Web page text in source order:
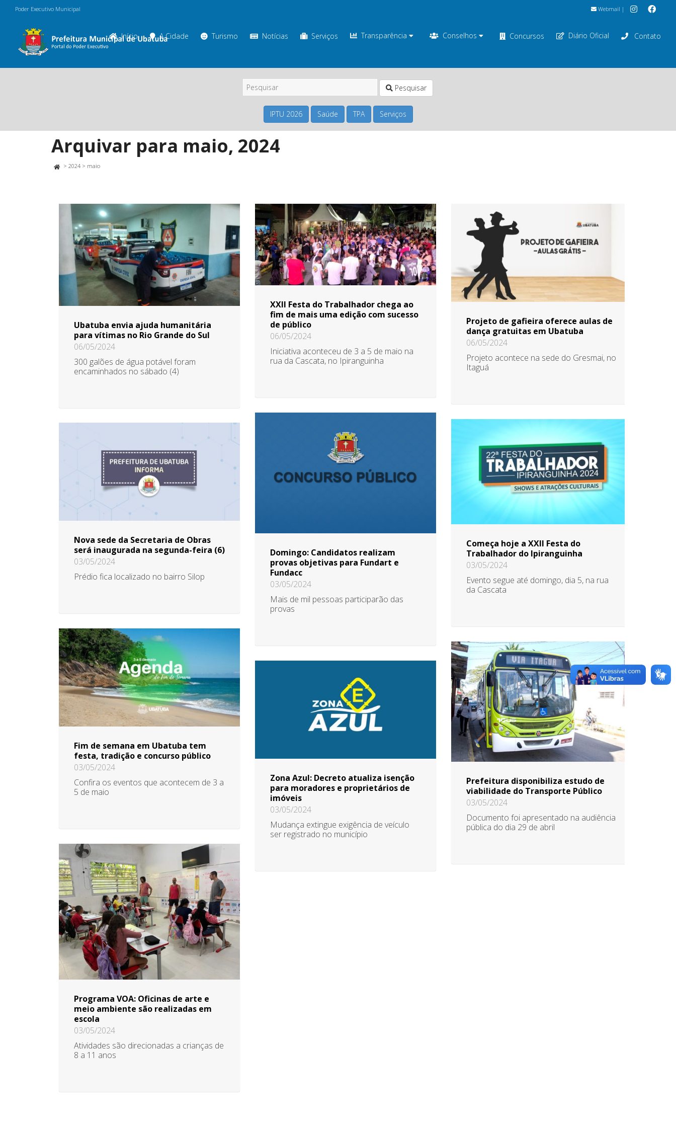
Poder Executivo Municipal Webmail |
Início A Cidade Turismo Notícias Serviços Transparência Conselhos Concursos Diário Oficial Contato
Pesquisar
IPTU 2026 Saúde TPA Serviços
Arquivar para maio, 2024
> 2024 > maio
Ubatuba envia ajuda humanitária
para vítimas no Rio Grande do Sul
06/05/2024
300 galões de água potável foram
encaminhados no sábado (4)
XXII Festa do Trabalhador chega ao
fim de mais uma edição com sucesso
de público
06/05/2024
Iniciativa aconteceu de 3 a 5 de maio na
rua da Cascata, no Ipiranguinha
Projeto de gafieira oferece aulas de
dança gratuitas em Ubatuba
06/05/2024
Projeto acontece na sede do Gresmai, no
Itaguá
Domingo: Candidatos realizam
provas objetivas para Fundart e
Fundacc
03/05/2024
Mais de mil pessoas participarão das
provas
Começa hoje a XXII Festa do
Trabalhador do Ipiranguinha
03/05/2024
Evento segue até domingo, dia 5, na rua
da Cascata
Nova sede da Secretaria de Obras
será inaugurada na segunda-feira (6)
03/05/2024
Prédio fica localizado no bairro Silop
Fim de semana em Ubatuba tem
festa, tradição e concurso público
03/05/2024
Confira os eventos que acontecem de 3 a
5 de maio
Prefeitura disponibiliza estudo de
viabilidade do Transporte Público
03/05/2024
Documento foi apresentado na audiência
pública do dia 29 de abril
Zona Azul: Decreto atualiza isenção
para moradores e proprietários de
imóveis
03/05/2024
Mudança extingue exigência de veículo
ser registrado no município
Programa VOA: Oficinas de arte e
meio ambiente são realizadas em
escola
03/05/2024
Atividades são direcionadas a crianças de
8 a 11 anos